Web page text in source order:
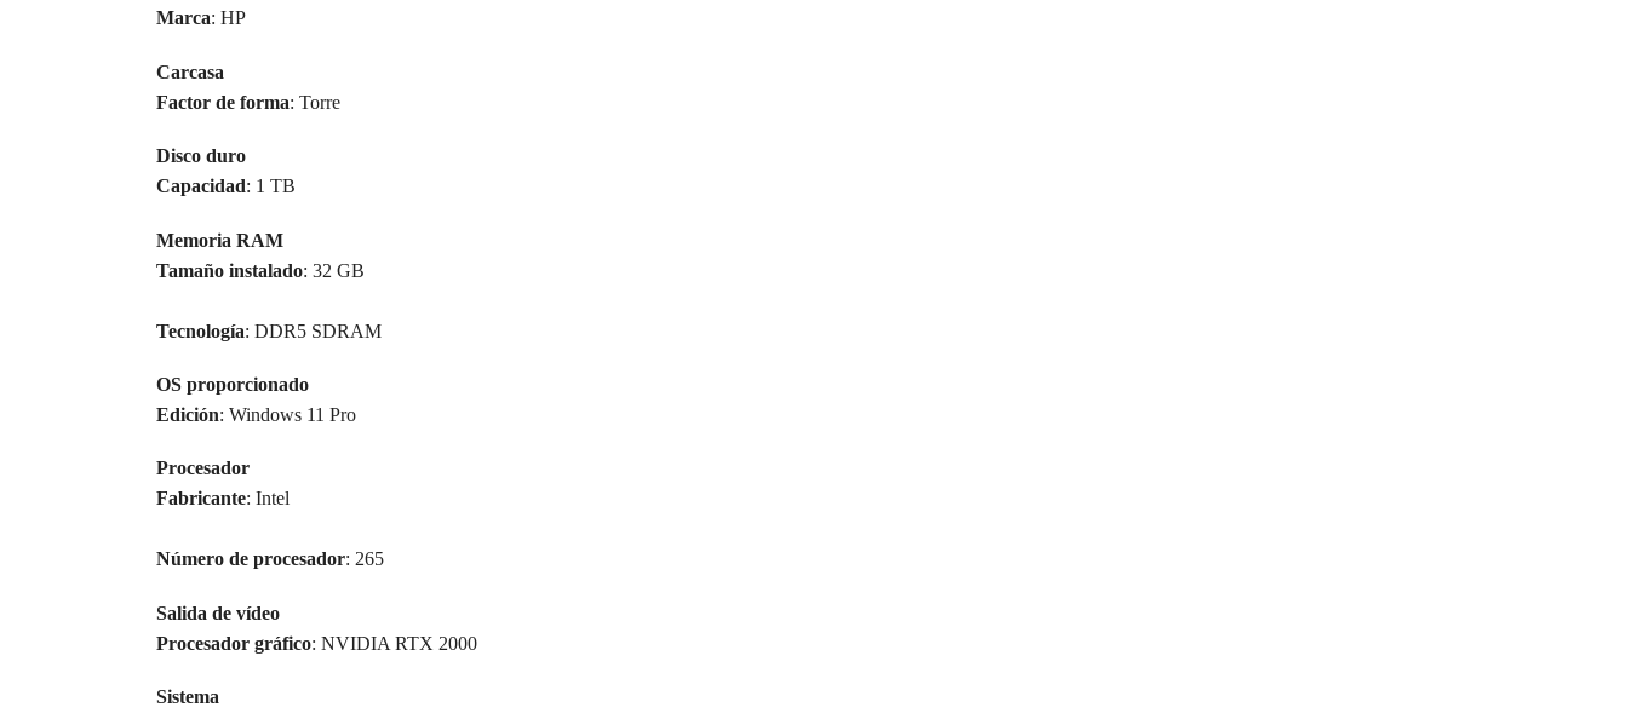
Marca: HP
Carcasa
Factor de forma: Torre
Disco duro
Capacidad: 1 TB
Memoria RAM
Tamaño instalado: 32 GB
Tecnología: DDR5 SDRAM
OS proporcionado
Edición: Windows 11 Pro
Procesador
Fabricante: Intel
Número de procesador: 265
Salida de vídeo
Procesador gráfico: NVIDIA RTX 2000
Sistema